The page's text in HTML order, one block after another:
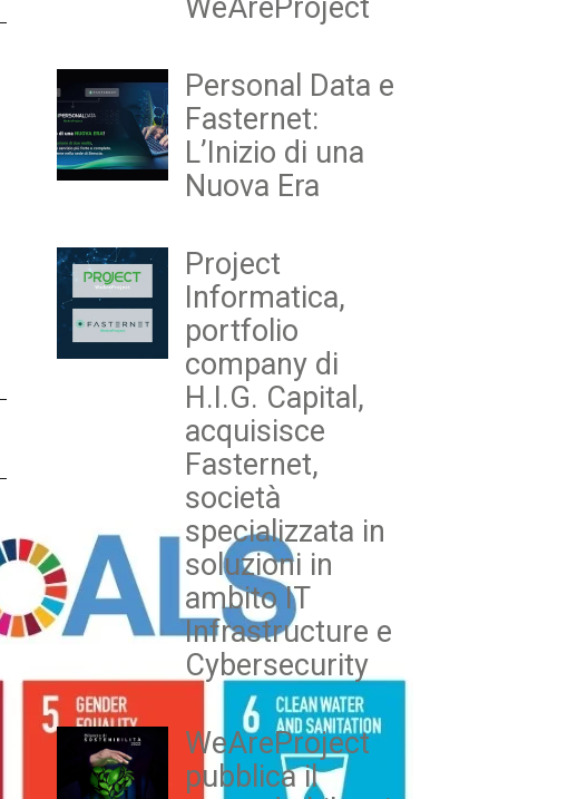
WeAreProject
Personal Data e
Fasternet:
L’Inizio di una
Nuova Era
Project
Informatica,
portfolio
company di
H.I.G. Capital,
acquisisce
Fasternet,
società
specializzata in
soluzioni in
ambito IT
Infrastructure e
Cybersecurity
WeAreProject
pubblica il